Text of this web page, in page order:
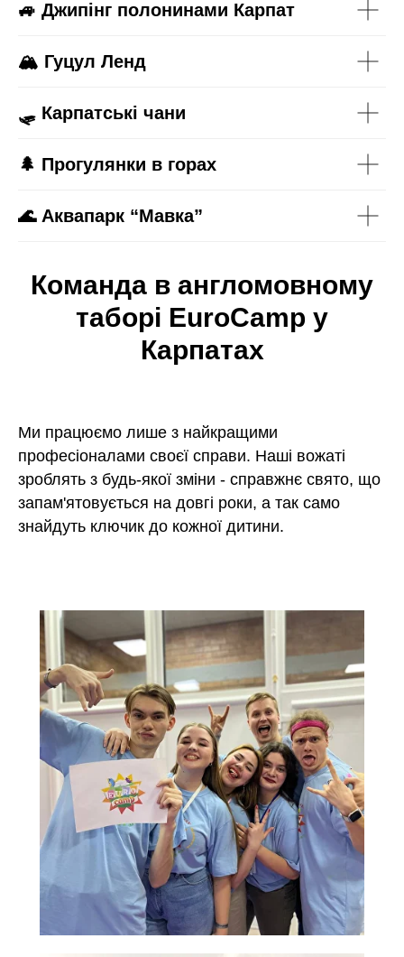
🚙 Джипінг полонинами Карпат
🏔 Гуцул Ленд
🛷 Карпатські чани
🌲 Прогулянки в горах
🌊 Аквапарк “Мавка”
Команда в англомовному
таборі EuroCamp у
Карпатах
Ми працюємо лише з найкращими
професіоналами своєї справи. Наші вожаті
зроблять з будь-якої зміни - справжнє свято, що
запам'ятовується на довгі роки, а так само
знайдуть ключик до кожної дитини.